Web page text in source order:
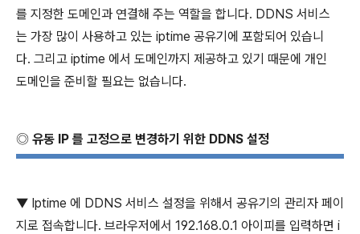
를 지정한 도메인과 연결해 주는 역할을 합니다. DDNS 서비스
는 가장 많이 사용하고 있는 iptime 공유기에 포함되어 있습니
다. 그리고 iptime 에서 도메인까지 제공하고 있기 때문에 개인
도메인을 준비할 필요는 없습니다.
◎ 유동 IP 를 고정으로 변경하기 위한 DDNS 설정
▼ Iptime 에 DDNS 서비스 설정을 위해서 공유기의 관리자 페이
지로 접속합니다. 브라우저에서 192.168.0.1 아이피를 입력하면 i